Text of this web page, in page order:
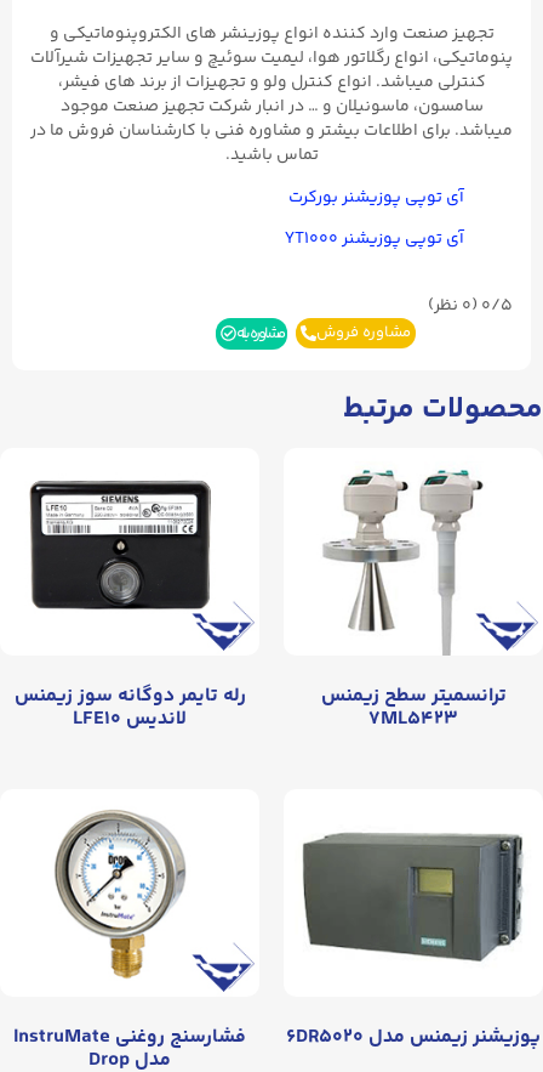
تجهیز صنعت وارد کننده انواع پوزینشر های الکتروپنوماتیکی و
پنوماتیکی، انواع رگلاتور هوا، لیمیت سوئیچ و سایر تجهیزات شیرآلات
کنترلی میباشد. انواع کنترل ولو و تجهیزات از برند های فیشر،
سامسون، ماسونیلان و … در انبار شرکت تجهیز صنعت موجود
میباشد. برای اطلاعات بیشتر و مشاوره فنی با کارشناسان فروش ما در
تماس باشید.
آی توپی پوزیشنر بورکرت
آی توپی پوزیشنر YT۱۰۰۰
0/5 (۰ نظر)
مشاوره فروش مشاوره بله
محصولات مرتبط
ترانسمیتر سطح زیمنس
۷ML۵۴۲۳
رله تایمر دوگانه سوز زیمنس
لاندیس LFE۱۰
پوزیشنر زیمنس مدل ۶DR۵۰۲۰ فشارسنج روغنی InstruMate
مدل Drop